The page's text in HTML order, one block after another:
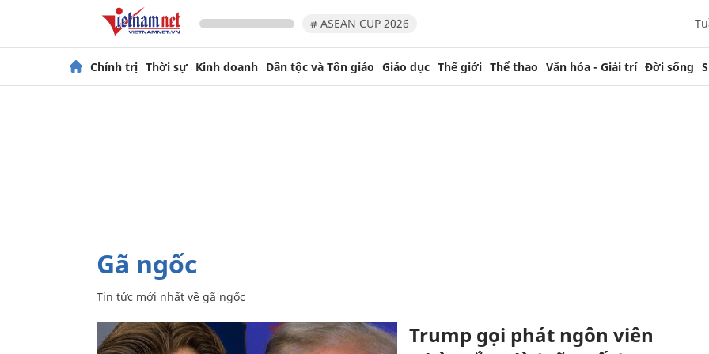
# ASEAN CUP 2026
Chính trị Thời sự Kinh doanh Dân tộc và Tôn giáo Giáo dục Thế giới Thể thao Văn hóa - Giải trí Đời sống
gã ngốc
Tin tức mới nhất về gã ngốc
Trump gọi phát ngôn viên